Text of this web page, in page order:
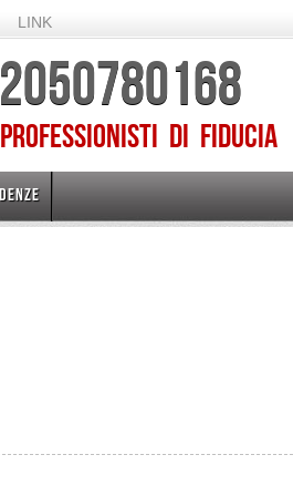
LINK
DI FIDUCIA